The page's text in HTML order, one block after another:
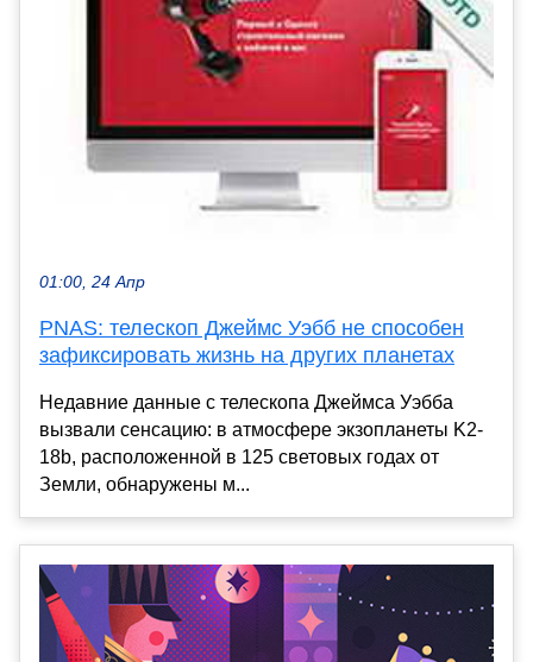
01:00, 24 Апр
PNAS: телескоп Джеймс Уэбб не способен
зафиксировать жизнь на других планетах
Недавние данные с телескопа Джеймса Уэбба
вызвали сенсацию: в атмосфере экзопланеты K2-
18b, расположенной в 125 световых годах от
Земли, обнаружены м...